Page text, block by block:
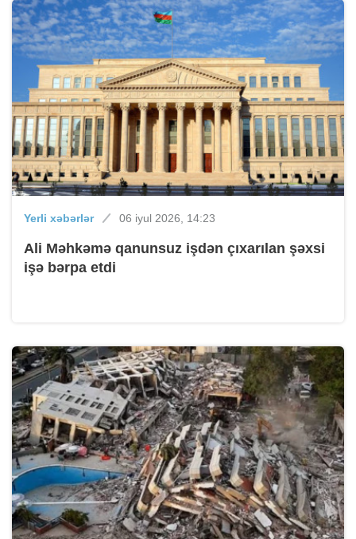
Yerli xəbərlər 06 iyul 2026, 14:23
Ali Məhkəmə qanunsuz işdən çıxarılan şəxsi
işə bərpa etdi